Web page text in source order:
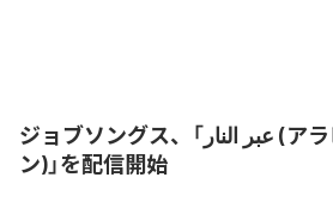
ジョブソングス、「عبر النار (アラビア語バージョ
ン)」を配信開始